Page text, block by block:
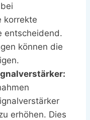
korrekte
entscheidend.
können die
erhöhen. Dies